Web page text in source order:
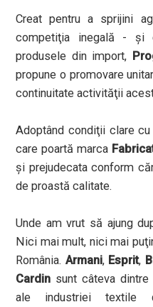
Creat pentru a sprijini
competiţia inegală -
produsele din import,
propune o promovare
continuitate activităţii
Adoptând condiţii clare
care poartă marca
şi prejudecata conform
de proastă calitate.
Unde am vrut să ajung
Nici mai mult, nici mai
România. Armani, Esprit,
Cardin sunt câteva
ale industriei textile